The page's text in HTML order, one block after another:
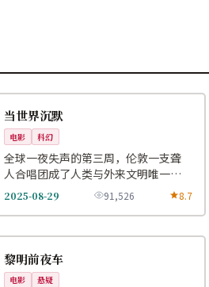
英国
当世界沉默
电影 科幻
全球一夜失声的第三周，伦敦一支聋
人合唱团成了人类与外来文明唯一的
翻译。
2025-08-29 91,526 8.7
韩国
黎明前夜车
电影 悬疑